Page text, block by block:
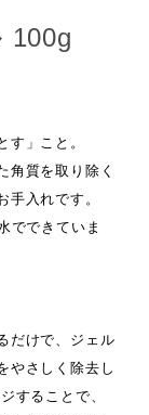
100g
す」こと。
角質を取り除く
手入れです。
でできていま
だけで、ジェル
やさしく除去し
することで、